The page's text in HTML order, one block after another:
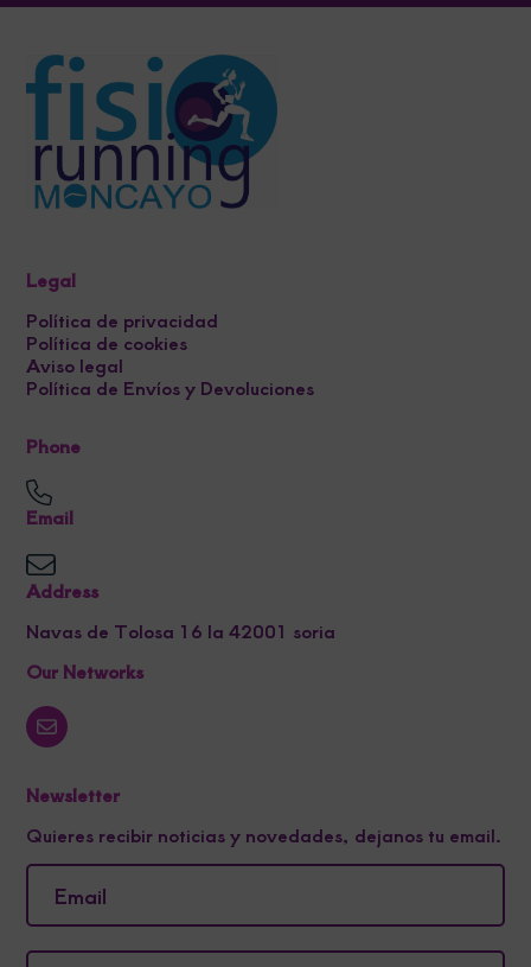
Legal
Política de privacidad
Política de cookies
Aviso legal
Política de Envíos y Devoluciones
Phone
Email
Address
Navas de Tolosa 16 la 42001 soria
Our Networks
Newsletter
Quieres recibir noticias y novedades, dejanos tu email.